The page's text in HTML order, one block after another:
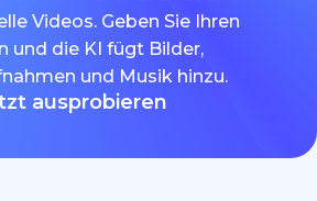
Videos. Geben Sie Ihren
und die KI fügt Bilder,
und Musik hinzu.
ausprobieren